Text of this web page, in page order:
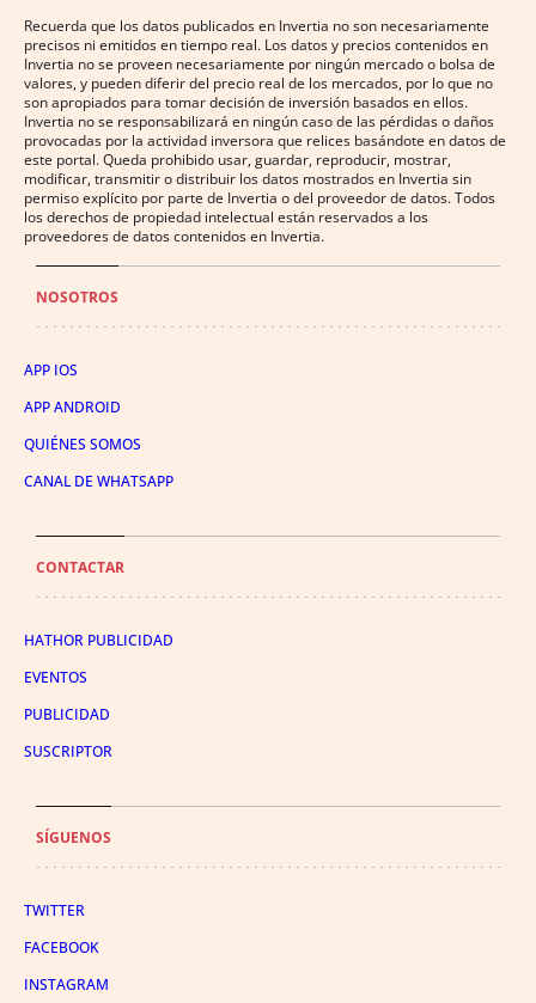
Recuerda que los datos publicados en Invertia no son necesariamente
precisos ni emitidos en tiempo real. Los datos y precios contenidos en
Invertia no se proveen necesariamente por ningún mercado o bolsa de
valores, y pueden diferir del precio real de los mercados, por lo que no
son apropiados para tomar decisión de inversión basados en ellos.
Invertia no se responsabilizará en ningún caso de las pérdidas o daños
provocadas por la actividad inversora que relices basándote en datos de
este portal. Queda prohibido usar, guardar, reproducir, mostrar,
modificar, transmitir o distribuir los datos mostrados en Invertia sin
permiso explícito por parte de Invertia o del proveedor de datos. Todos
los derechos de propiedad intelectual están reservados a los
proveedores de datos contenidos en Invertia.
NOSOTROS
APP IOS
APP ANDROID
QUIÉNES SOMOS
CANAL DE WHATSAPP
CONTACTAR
HATHOR PUBLICIDAD
EVENTOS
PUBLICIDAD
SUSCRIPTOR
SÍGUENOS
TWITTER
FACEBOOK
INSTAGRAM